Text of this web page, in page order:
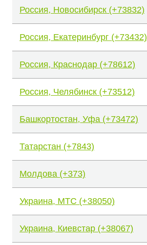
Россия, Новосибирск (+73832)
Россия, Екатеринбург (+73432)
Россия, Краснодар (+78612)
Россия, Челябинск (+73512)
Башкортостан, Уфа (+73472)
Татарстан (+7843)
Молдова (+373)
Украина, МТС (+38050)
Украина, Киевстар (+38067)